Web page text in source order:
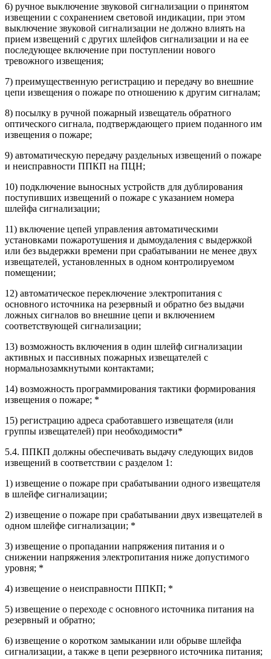
6) ручное выключение звуковой сигнализации о принятом
извещении с сохранением световой индикации, при этом
выключение звуковой сигнализации не должно влиять на
прием извещений с других шлейфов сигнализации и на ее
последующее включение при поступлении нового
тревожного извещения;
7) преимущественную регистрацию и передачу во внешние
цепи извещения о пожаре по отношению к другим сигналам;
8) посылку в ручной пожарный извещатель обратного
оптического сигнала, подтверждающего прием поданного им
извещения о пожаре;
9) автоматическую передачу раздельных извещений о пожаре
и неисправности ППКП на ПЦН;
10) подключение выносных устройств для дублирования
поступивших извещений о пожаре с указанием номера
шлейфа сигнализации;
11) включение цепей управления автоматическими
установками пожаротушения и дымоудаления с выдержкой
или без выдержки времени при срабатывании не менее двух
извещателей, установленных в одном контролируемом
помещении;
12) автоматическое переключение электропитания с
основного источника на резервный и обратно без выдачи
ложных сигналов во внешние цепи и включением
соответствующей сигнализации;
13) возможность включения в один шлейф сигнализации
активных и пассивных пожарных извещателей с
нормальнозамкнутыми контактами;
14) возможность программирования тактики формирования
извещения о пожаре; *
15) регистрацию адреса сработавшего извещателя (или
группы извещателей) при необходимости*
5.4. ППКП должны обеспечивать выдачу следующих видов
извещений в соответствии с разделом 1:
1) извещение о пожаре при срабатывании одного извещателя
в шлейфе сигнализации;
2) извещение о пожаре при срабатывании двух извещателей в
одном шлейфе сигнализации; *
3) извещение о пропадании напряжения питания и о
снижении напряжения электропитания ниже допустимого
уровня; *
4) извещение о неисправности ППКП; *
5) извещение о переходе с основного источника питания на
резервный и обратно;
6) извещение о коротком замыкании или обрыве шлейфа
сигнализации, а также в цепи резервного источника питания;